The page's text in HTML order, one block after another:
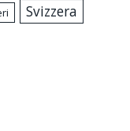
Svizzera